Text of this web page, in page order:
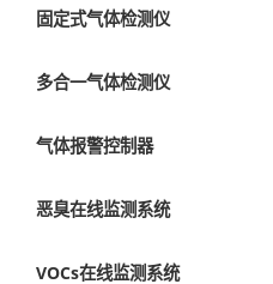
固定式气体检测仪
多合一气体检测仪
气体报警控制器
恶臭在线监测系统
VOCs在线监测系统